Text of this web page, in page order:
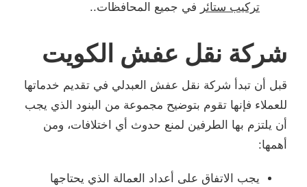
تركيب ستائر في جميع المحافظات..
شركة نقل عفش الكويت
قبل أن تبدأ شركة نقل عفش العبدلي في تقديم خدماتها
للعملاء فإنها تقوم بتوضيح مجموعة من البنود الذي يجب
أن يلتزم بها الطرفين لمنع حدوث أي اختلافات، ومن
أهمها:
يجب الاتفاق على أعداد العمالة الذي يحتاجها